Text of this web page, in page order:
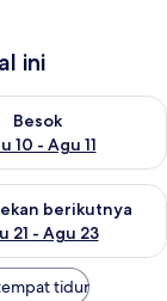
ini
Agu 10
Besok
10 - Agu 11
untuk
14 - Agu 16
berikutnya
21 - Agu 23
untuk
tidur